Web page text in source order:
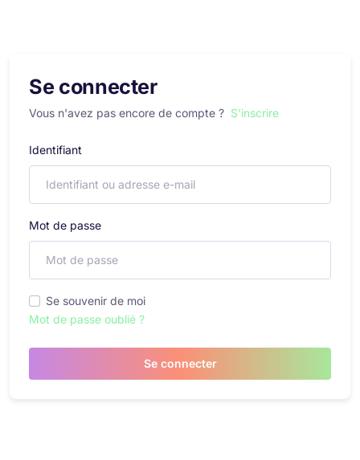
Se connecter
Vous n'avez pas encore de compte ? S'inscrire
Identifiant
Mot de passe
Se souvenir de moi
Mot de passe oublié ?
Se connecter